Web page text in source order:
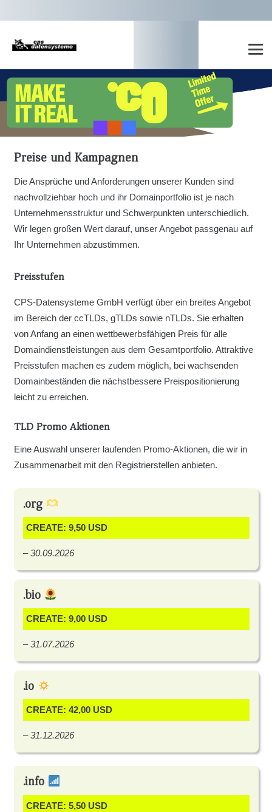
Preise und Kampagnen
Die Ansprüche und Anforderungen unserer Kunden sind
nachvollziehbar hoch und ihr Domainportfolio ist je nach
Unternehmensstruktur und Schwerpunkten unterschiedlich.
Wir legen großen Wert darauf, unser Angebot passgenau auf
Ihr Unternehmen abzustimmen.
Preisstufen
CPS-Datensysteme GmbH verfügt über ein breites Angebot
im Bereich der ccTLDs, gTLDs sowie nTLDs. Sie erhalten
von Anfang an einen wettbewerbsfähigen Preis für alle
Domaindienstleistungen aus dem Gesamtportfolio. Attraktive
Preisstufen machen es zudem möglich, bei wachsenden
Domainbeständen die nächstbessere Preispositionierung
leicht zu erreichen.
TLD Promo Aktionen
Eine Auswahl unserer laufenden Promo-Aktionen, die wir in
Zusammenarbeit mit den Registrierstellen anbieten.
.org
CREATE: 9,50 USD
– 30.09.2026
.bio
CREATE: 9,00 USD
– 31.07.2026
.io
CREATE: 42,00 USD
– 31.12.2026
.info
CREATE: 5,50 USD